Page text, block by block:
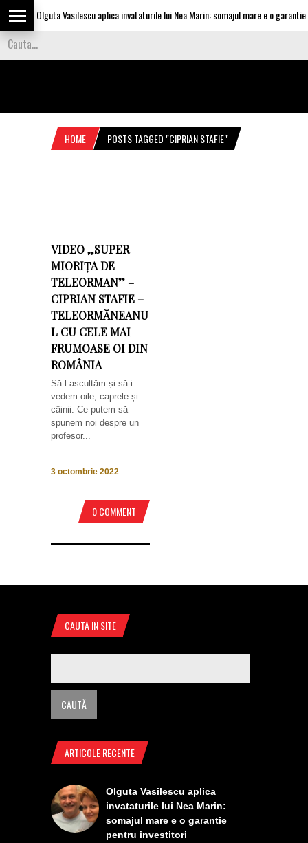
Olguta Vasilescu aplica invataturile lui Nea Marin: somajul mare e o garantie
HOME POSTS TAGGED "CIPRIAN STAFIE"
VIDEO „SUPER
MIORIȚA DE
TELEORMAN” –
CIPRIAN STAFIE –
TELEORMĂNEANU
L CU CELE MAI
FRUMOASE OI DIN
ROMÂNIA
Să-l ascultăm și să-i
vedem oile, caprele și
câinii. Ce putem să
spunem noi despre un
profesor...
3 octombrie 2022
0 COMMENT
CAUTA IN SITE
ARTICOLE RECENTE
Olguta Vasilescu aplica
invataturile lui Nea Marin:
somajul mare e o garantie
pentru investitori